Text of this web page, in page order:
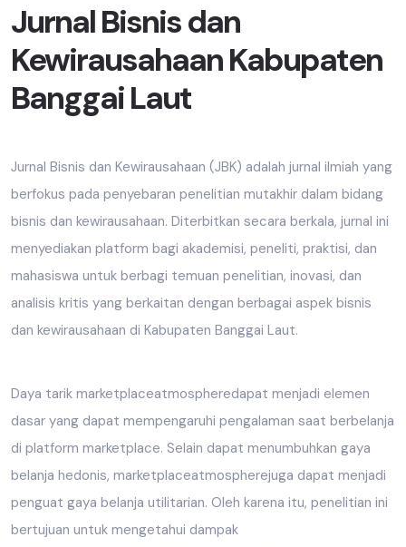
Jurnal Bisnis dan
Kewirausahaan Kabupaten
Banggai Laut
Jurnal Bisnis dan Kewirausahaan (JBK) adalah jurnal ilmiah yang
berfokus pada penyebaran penelitian mutakhir dalam bidang
bisnis dan kewirausahaan. Diterbitkan secara berkala, jurnal ini
menyediakan platform bagi akademisi, peneliti, praktisi, dan
mahasiswa untuk berbagi temuan penelitian, inovasi, dan
analisis kritis yang berkaitan dengan berbagai aspek bisnis
dan kewirausahaan di Kabupaten Banggai Laut.
Daya tarik marketplaceatmospheredapat menjadi elemen
dasar yang dapat mempengaruhi pengalaman saat berbelanja
di platform marketplace. Selain dapat menumbuhkan gaya
belanja hedonis, marketplaceatmospherejuga dapat menjadi
penguat gaya belanja utilitarian. Oleh karena itu, penelitian ini
bertujuan untuk mengetahui dampak